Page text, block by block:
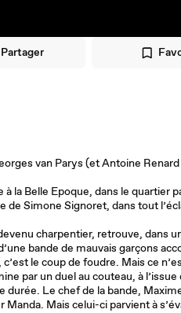
Partager
van Parys (et Antoine
à la Belle Epoque, dans le quartier
de Simone Signoret, dans tout
charpentier, retrouve, dans
bande de mauvais garçons
le coup de foudre. Mais ce
par un duel au couteau, à
Le chef de la bande,
Manda. Mais celui-ci parvient à